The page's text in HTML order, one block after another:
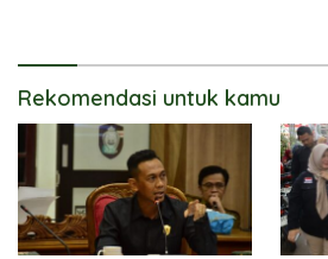
Rekomendasi untuk kamu